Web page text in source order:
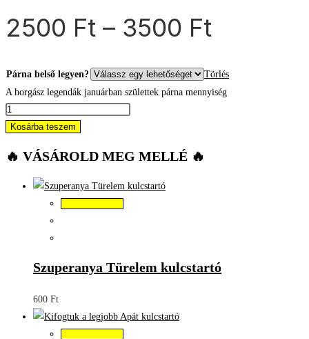
2500 Ft – 3500 Ft
Párna belső legyen?
Törlés
A horgász legendák januárban születtek párna mennyiség
Kosárba teszem
🔥 VÁSÁROLD MEG MELLÉ 🔥
Szuperanya Türelem kulcstartó
600 Ft